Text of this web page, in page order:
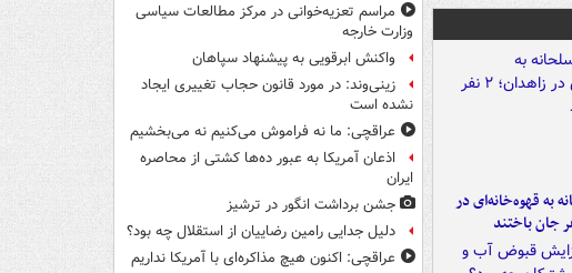
به قهوه‌خانه‌ای در
مراسم تعزیه‌خوانی در مرکز مطالعات سیاسی
وزارت خارجه
واکنش ابرقویی به پیشنهاد سپاهان
زینی‌وند: در مورد قانون حجاب تغییری ایجاد
نشده است
عراقچی: ما نه فراموش می‌کنیم نه می‌بخشیم
اذعان آمریکا به عبور ده‌ها کشتی از محاصره
ایران
جشن برداشت انگور در ترشیز
دلیل جدایی رامین رضاییان از استقلال چه بود؟
عراقچی: اکنون هیچ مذاکره‌ای با آمریکا نداریم